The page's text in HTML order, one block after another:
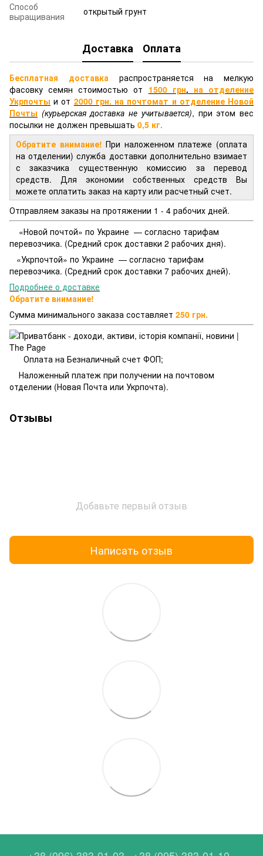
Способ
выращивания
открытый грунт
Доставка Оплата
Бесплатная доставка распространяется на мелкую
фасовку семян стоимостью от 1500 грн. на отделение
Укрпочты и от 2000 грн. на почтомат и отделение Новой
Почты (курьерская доставка не учитывается), при этом вес
посылки не должен превышать 0,5 кг.
Обратите внимание!При наложенном платеже (оплата
на отделении) служба доставки дополнительно взимает
с заказчика существенную комиссию за перевод
средств. Для экономии собственных средств Вы
можете оплатить заказ на карту или расчетный счет.
Отправляем заказы на протяжении 1 - 4 рабочих дней.
«Новой почтой» по Украине — согласно тарифам
перевозчика. (Средний срок доставки 2 рабочих дня).
«Укрпочтой» по Украине — согласно тарифам
перевозчика. (Средний срок доставки 7 рабочих дней).
Подробнее о доставке
Обратите внимание!
Сумма минимального заказа составляет 250 грн.
Оплата на Безналичный счет ФОП;
Наложенный платеж при получении на почтовом
отделении (Новая Почта или Укрпочта).
Отзывы
Добавьте первый отзыв
Написать отзыв